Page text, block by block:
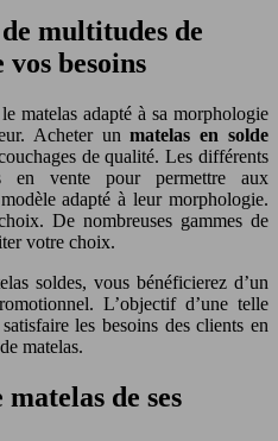
multitudes de
besoins
matelas adapté à sa morphologie
Acheter unmatelas en solde
de qualité. Les différents
en vente pour permettre aux
adapté à leur morphologie.
De nombreuses gammes de
votre choix.
soldes, vous bénéficierez d’un
L’objectif d’une telle
les besoins des clients en
matelas.
de ses